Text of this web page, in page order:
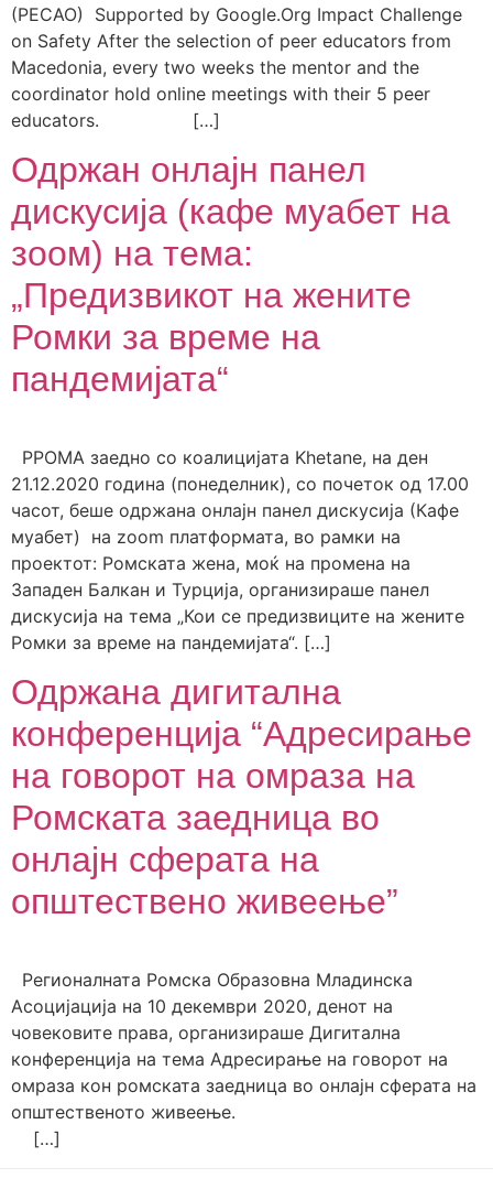
(PECAO) Supported by Google.Org Impact Challenge
on Safety After the selection of peer educators from
Macedonia, every two weeks the mentor and the
coordinator hold online meetings with their 5 peer
educators. […]
Одржан онлајн панел
дискусија (кафе муабет на
зоом) на тема:
„Предизвикот на жените
Ромки за време на
пандемијата“
РРОМА заедно со коалицијата Khetane, на ден
21.12.2020 година (понеделник), со почеток од 17.00
часот, беше одржана онлајн панел дискусија (Кафе
муабет) на zoom платформата, во рамки на
проектот: Ромската жена, моќ на промена на
Западен Балкан и Турција, организираше панел
дискусија на тема „Кои се предизвиците на жените
Ромки за време на пандемијата“. […]
Одржана дигитална
конференција “Адресирање
на говорот на омраза на
Ромската заедница во
онлајн сферата на
општествено живеење”
Регионалната Ромска Образовна Младинска
Асоцијација на 10 декември 2020, денот на
човековите права, организираше Дигитална
конференција на тема Адресирање на говорот на
омраза кон ромската заедница во онлајн сферата на
општественото живеење.
[…]